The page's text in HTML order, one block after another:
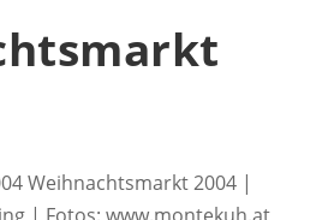
Weihnachtsmarkt 2004 |